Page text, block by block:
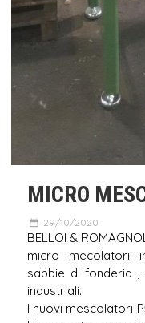
MICRO
29/10/2020
BELLOI &
micro mecolatori
sabbie di fonderia
industriali.
I nuovi mescolatori